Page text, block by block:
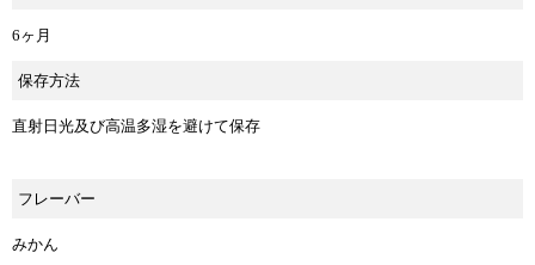
6ヶ月
保存方法
直射日光及び高温多湿を避けて保存
フレーバー
みかん